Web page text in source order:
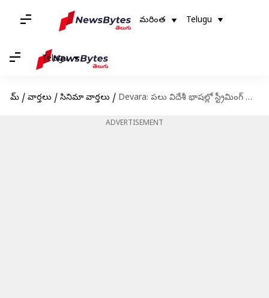
మరింత Telugu
Telugu
హోమ్ / వార్తలు / సినిమా వార్తలు / Devara: పలు విదేశీ భాషల్లో స్ట్రీమింగ్ అవుతున్న దేవర.. ఇది కదా గ్లోబల్ స్టార్ రేంజ్ అంటే..!
ADVERTISEMENT